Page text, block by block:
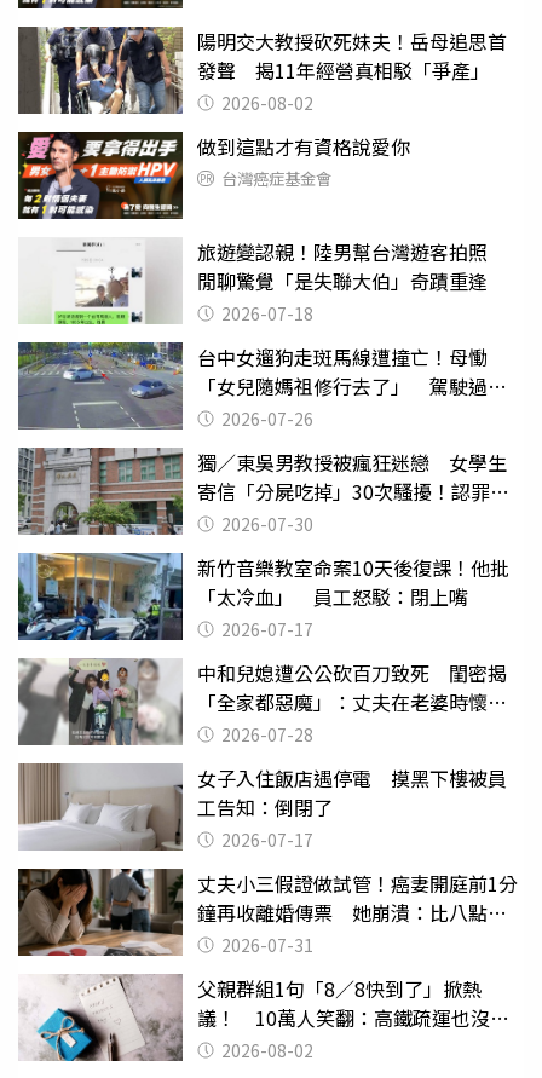
陽明交大教授砍死妹夫！岳母追思首
發聲 揭11年經營真相駁「爭產」
2026-08-02
做到這點才有資格說愛你
台灣癌症基金會
旅遊變認親！陸男幫台灣遊客拍照
閒聊驚覺「是失聯大伯」奇蹟重逢
2026-07-18
台中女遛狗走斑馬線遭撞亡！母慟
「女兒隨媽祖修行去了」 駕駛過失
致死判9月
2026-07-26
獨／東吳男教授被瘋狂迷戀 女學生
寄信「分屍吃掉」30次騷擾！認罪免
關 2026-07-30
新竹音樂教室命案10天後復課！他批
「太冷血」 員工怒駁：閉上嘴
2026-07-17
中和兒媳遭公公砍百刀致死 閨密揭
「全家都惡魔」：丈夫在老婆時懷孕
摔東西
2026-07-28
女子入住飯店遇停電 摸黑下樓被員
工告知：倒閉了
2026-07-17
丈夫小三假證做試管！癌妻開庭前1分
鐘再收離婚傳票 她崩潰：比八點檔
還扯2026-07-31
父親群組1句「8／8快到了」掀熱
議！ 10萬人笑翻：高鐵疏運也沒列
父親節
2026-08-02